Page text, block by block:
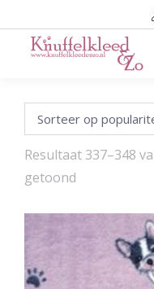
Resultaat 337–348
getoond
populariteit